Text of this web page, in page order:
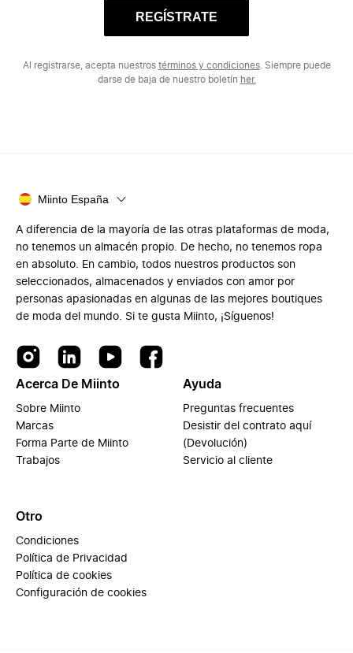
REGÍSTRATE
Al registrarse, acepta nuestros términos y condiciones. Siempre puede
darse de baja de nuestro boletín her.
Miinto España
A diferencia de la mayoría de las otras plataformas de moda,
no tenemos un almacén propio. De hecho, no tenemos ropa
en absoluto. En cambio, todos nuestros productos son
seleccionados, almacenados y enviados con amor por
personas apasionadas en algunas de las mejores boutiques
de moda del mundo. Si te gusta Miinto, ¡Síguenos!
Acerca De Miinto
Sobre Miinto
Marcas
Forma Parte de Miinto
Trabajos
Ayuda
Preguntas frecuentes
Desistir del contrato aquí
(Devolución)
Servicio al cliente
Otro
Condiciones
Política de Privacidad
Política de cookies
Configuración de cookies